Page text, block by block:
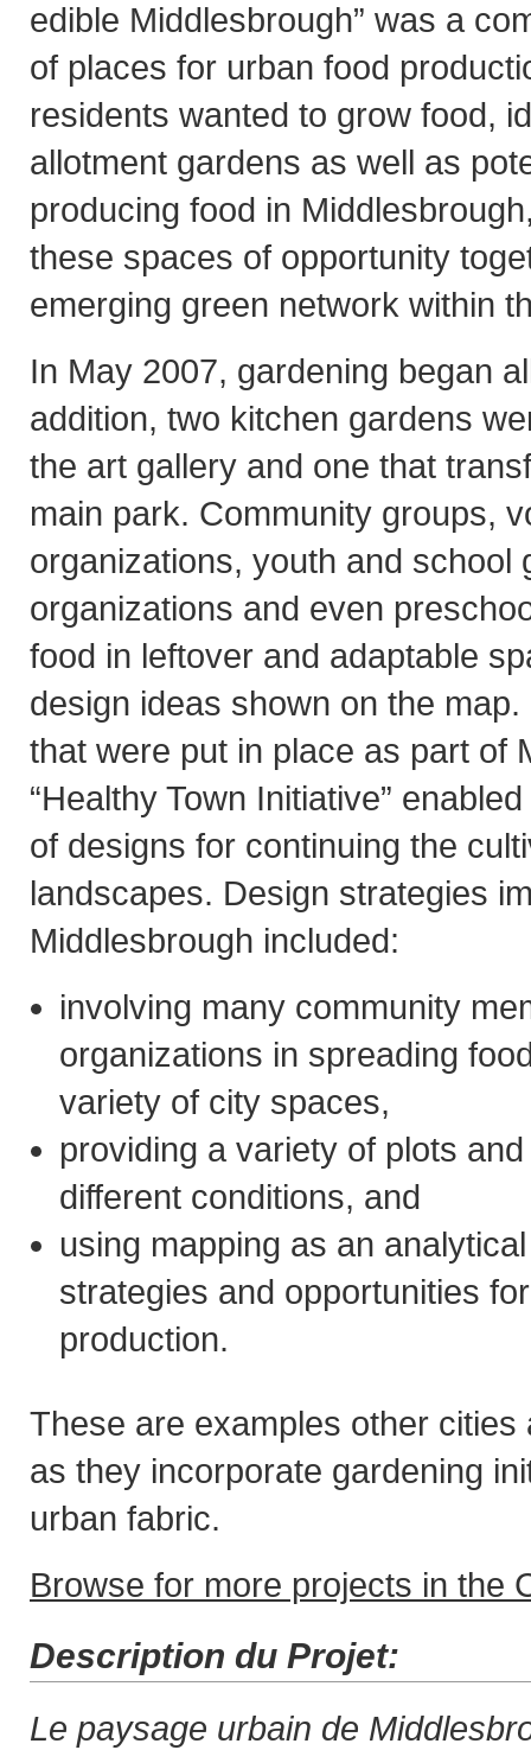
edible Middlesbrough” was a
of places for urban food
residents wanted to grow food,
allotment gardens as well as
producing food in
these spaces of opportunity
emerging green network within
In May 2007, gardening began
addition, two kitchen gardens
the art gallery and one that
main park. Community groups,
organizations, youth and school
organizations and even
food in leftover and adaptable
design ideas shown on the
that were put in place as part of
“Healthy Town Initiative”
of designs for continuing the
landscapes. Design strategies
Middlesbrough included:
involving many community
organizations in spreading
variety of city spaces,
providing a variety of plots
different conditions, and
using mapping as an
strategies and opportunities
production.
These are examples other cities
as they incorporate gardening
urban fabric.
Browse for more projects in the
Description du Projet:
Le paysage urbain de